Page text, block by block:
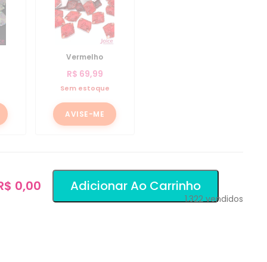
Vermelho
R$ 69,99
Sem estoque
AVISE-ME
0,00 Adicionar Ao Carrinho
1.322vendidos